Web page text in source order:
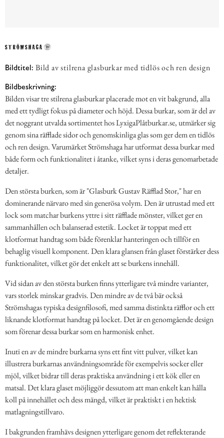
Bildtitel: Bild av stilrena glasburkar med tidlös och ren design
Bildbeskrivning:
Bilden visar tre stilrena glasburkar placerade mot en vit bakgrund, alla
med ett tydligt fokus på diameter och höjd. Dessa burkar, som är del av
det noggrant utvalda sortimentet hos LyxigaPlåtburkar.se, utmärker sig
genom sina räfflade sidor och genomskinliga glas som ger dem en tidlös
och ren design. Varumärket Strömshaga har utformat dessa burkar med
både form och funktionalitet i åtanke, vilket syns i deras genomarbetade
detaljer.
Den största burken, som är "Glasburk Gustav Räfflad Stor," har en
dominerande närvaro med sin generösa volym. Den är utrustad med ett
lock som matchar burkens yttre i sitt räfflade mönster, vilket ger en
sammanhållen och balanserad estetik. Locket är toppat med ett
klotformat handtag som både förenklar hanteringen och tillför en
behaglig visuell komponent. Den klara glansen från glaset förstärker dess
funktionalitet, vilket gör det enkelt att se burkens innehåll.
Vid sidan av den största burken finns ytterligare två mindre varianter,
vars storlek minskar gradvis. Den mindre av de två bär också
Strömshagas typiska designfilosofi, med samma distinkta räfflor och ett
liknande klotformat handtag på locket. Det är en genomgående design
som förenar dessa burkar som en harmonisk enhet.
Inuti en av de mindre burkarna syns ett fint vitt pulver, vilket kan
illustrera burkarnas användningsområde för exempelvis socker eller
mjöl, vilket bidrar till deras praktiska användning i ett kök eller en
matsal. Det klara glaset möjliggör dessutom att man enkelt kan hålla
koll på innehållet och dess mängd, vilket är praktiskt i en hektisk
matlagningstillvaro.
I bakgrunden framhävs designen ytterligare genom det reflekterande